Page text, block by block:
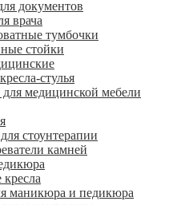
документов
врача
тумбочки
стойки
стулья
для медицинской мебели
стоунтерапии
камней
маникюра и педикюра